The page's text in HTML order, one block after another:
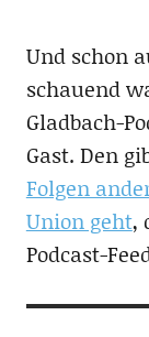
Und schon
schauend
Gladbach-
Gast. Den
Folgen
Union geht,
Podcast-